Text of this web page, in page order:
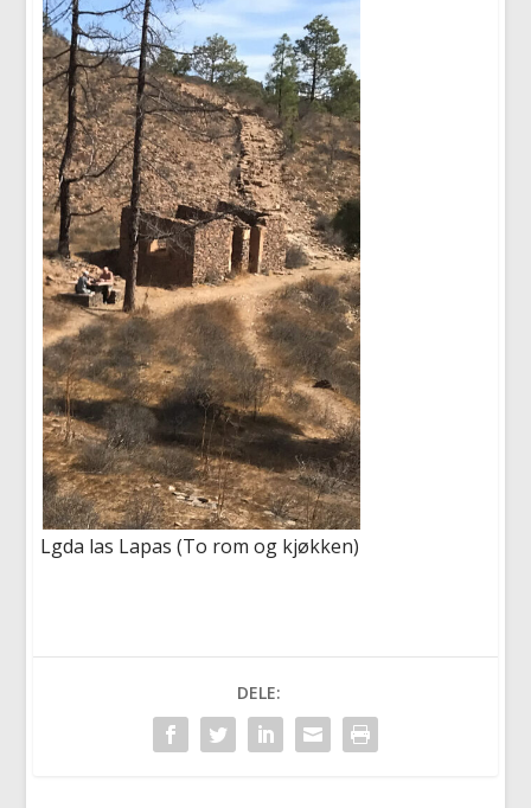
Lgda las Lapas (To rom og kjøkken)
DELE: